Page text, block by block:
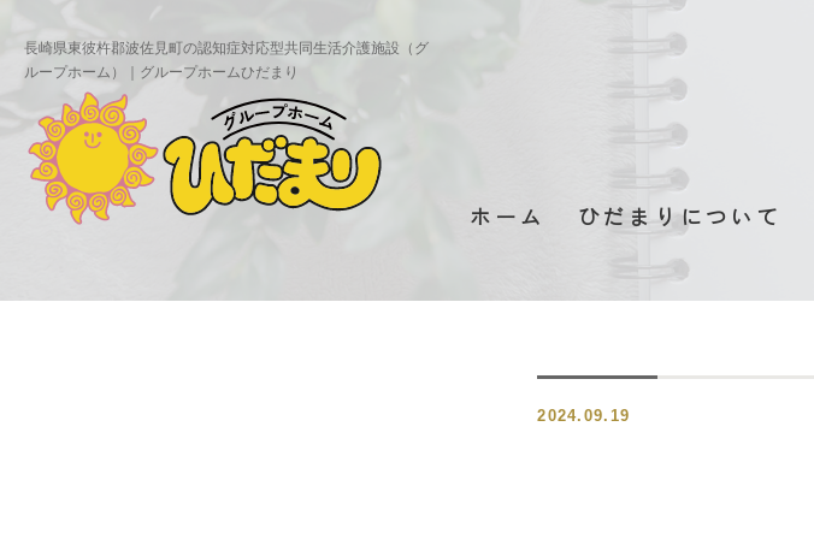
長崎県東彼杵郡波佐見町の認知症対応型共同生活介護施設（グ
ループホーム）｜グループホームひだまり
ホーム ひだまりについて
2024.09.19